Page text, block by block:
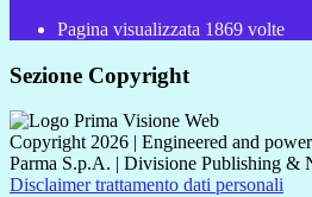
Pagina visualizzata 1869 volte
Sezione Copyright
Copyright 2026 | Engineered and
Parma S.p.A. | Divisione Publishing &
Disclaimer trattamento dati personali